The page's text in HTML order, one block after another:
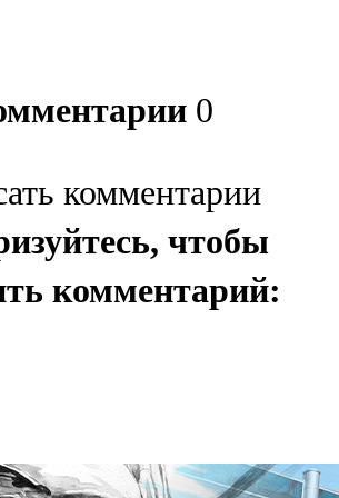
0
комментарии
чтобы
комментарий: